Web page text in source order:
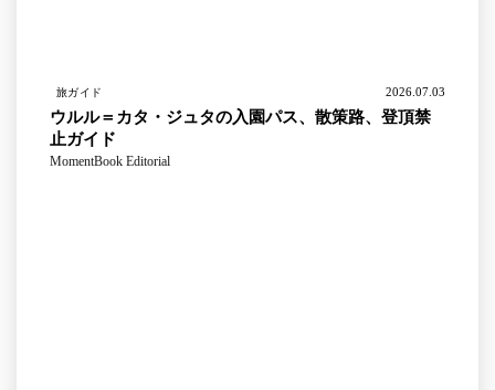
旅ガイド 2026.07.03
ウルル＝カタ・ジュタの入園パス、散策路、登頂禁
止ガイド
MomentBook Editorial